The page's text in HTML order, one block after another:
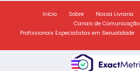
Início Sobre Nossa Livraria
Canais de Comunicação
Profissionais Especialistas em Sexualidade